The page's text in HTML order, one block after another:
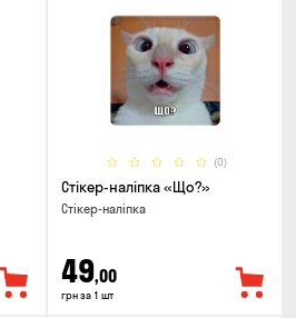
(0)
Стікер-наліпка «Що?»
Стікер-наліпка
49,00
грн за 1 шт